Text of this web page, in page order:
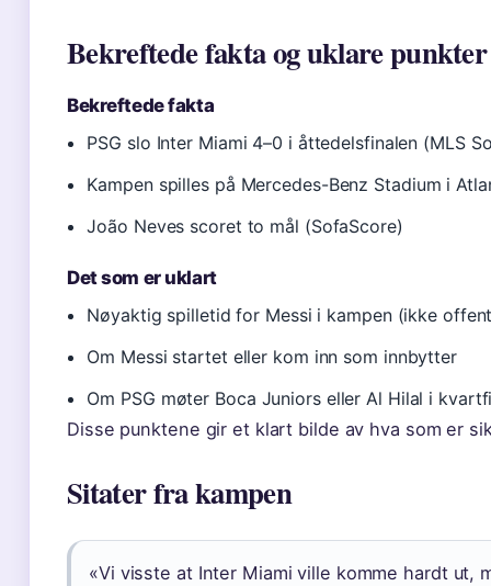
Bekreftede fakta og uklare punkter
Bekreftede fakta
PSG slo Inter Miami 4–0 i åttedelsfinalen (MLS
Kampen spilles på Mercedes-Benz Stadium i
João Neves scoret to mål (SofaScore)
Det som er uklart
Nøyaktig spilletid for Messi i kampen (ikke
Om Messi startet eller kom inn som innbytter
Om PSG møter Boca Juniors eller Al Hilal i
Disse punktene gir et klart bilde av hva som er
Sitater fra kampen
«Vi visste at Inter Miami ville komme hardt ut,